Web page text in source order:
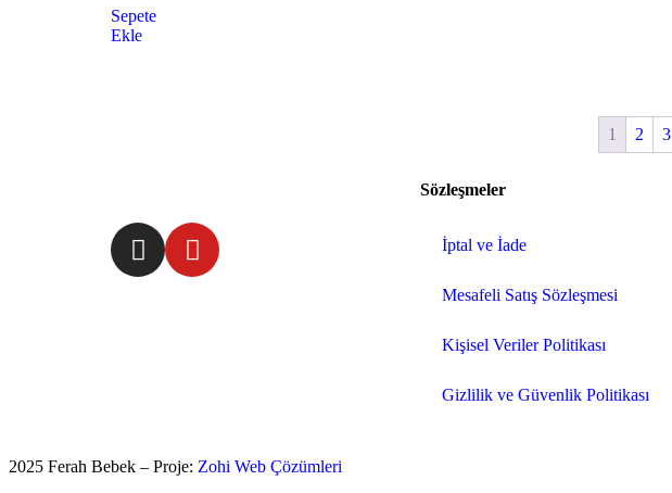
Sepete
Ekle
1 2 3
Sözleşmeler
İptal ve İade
Mesafeli Satış Sözleşmesi
Kişisel Veriler Politikası
Gizlilik ve Güvenlik Politikası
2025 Ferah Bebek – Proje: Zohi Web Çözümleri